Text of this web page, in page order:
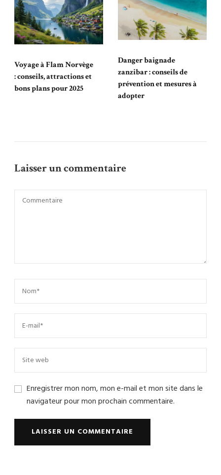
Voyage à Flam Norvège
: conseils, attractions et
bons plans pour 2025
Danger baignade
zanzibar : conseils de
prévention et mesures à
adopter
Laisser un commentaire
Enregistrer mon nom, mon e-mail et mon site dans le
navigateur pour mon prochain commentaire.